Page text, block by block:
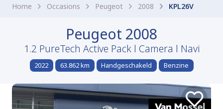
Home Occasions Peugeot 2008 KPL26V
Peugeot 2008
1.2 PureTech Active Pack l Camera l Navi
2022 63.862 km Handgeschakeld Benzine